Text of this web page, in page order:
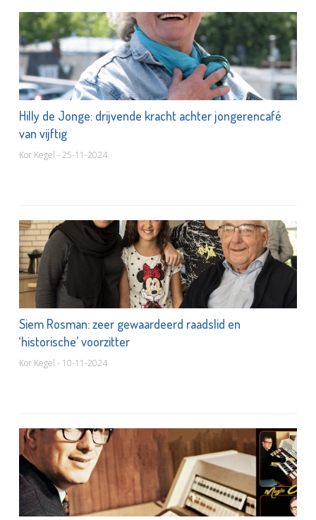
Hilly de Jonge: drijvende kracht achter jongerencafé
van vijftig
Kor Kegel - 25-11-2024
Siem Rosman: zeer gewaardeerd raadslid en
‘historische’ voorzitter
Kor Kegel - 10-11-2024